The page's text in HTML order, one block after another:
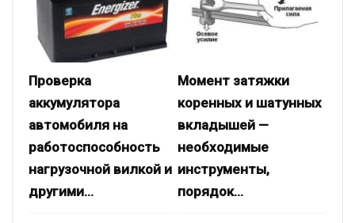
Проверка
аккумулятора
автомобиля на
работоспособность
нагрузочной вилкой и
другими…
Момент затяжки
коренных и шатунных
вкладышей —
необходимые
инструменты,
порядок…